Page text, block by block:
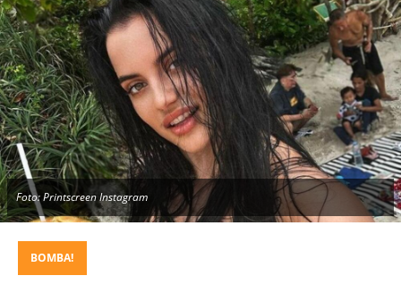
Foto: Printscreen Instagram
BOMBA!